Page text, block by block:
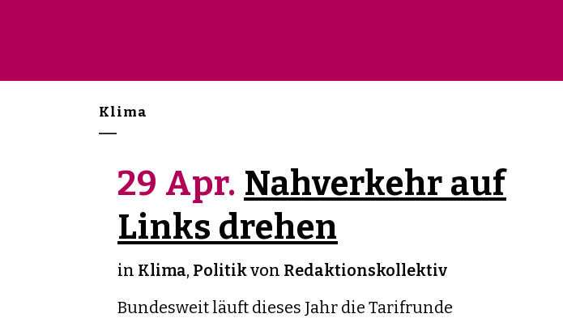
Klima
29 Apr. Nahverkehr auf
Links drehen
in Klima, Politikvon Redaktionskollektiv
Bundesweit läuft dieses Jahr die Tarifrunde